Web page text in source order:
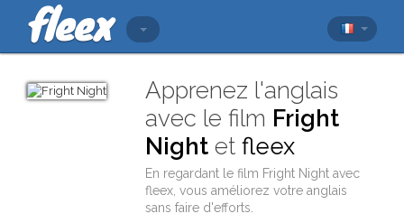
Apprenez l'anglais
avec le film Fright
Night etfleex
En regardant le film Fright Night avec
fleex , vous améliorez votre anglais
sans faire d'efforts.